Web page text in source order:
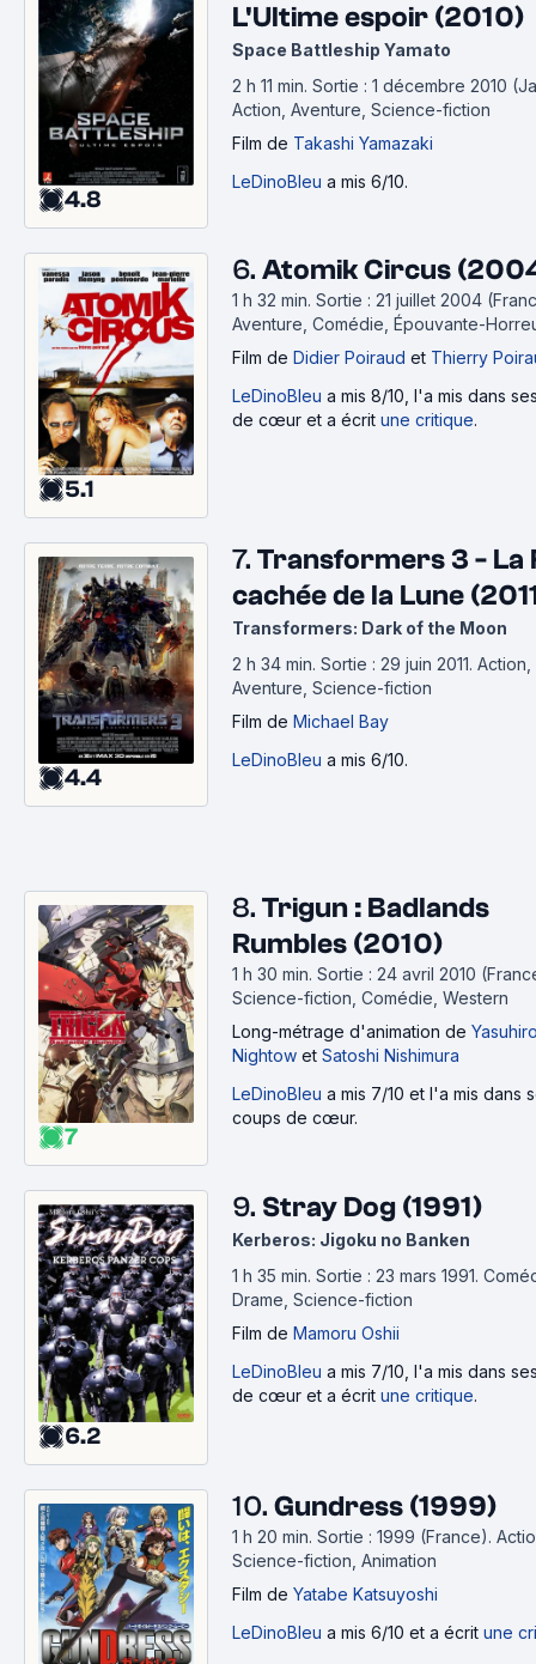
4.8
L'Ultime espoir (2010)
Space Battleship Yamato
2 h 11 min. Sortie : 1 décembre 2010
Action, Aventure, Science-fiction
Film de Takashi Yamazaki
LeDinoBleu a mis 6/10.
5.1
6. Atomik Circus
1 h 32 min. Sortie : 21 juillet 2004
Aventure, Comédie, Épouvante-
Film de Didier Poiraud et Thierry
LeDinoBleu a mis 8/10, l'a mis dans
de cœur et a écrit une critique.
4.4
7. Transformers 3 - La
cachée de la Lune
Transformers: Dark of the Moon
2 h 34 min. Sortie : 29 juin 2011. Action,
Aventure, Science-fiction
Film de Michael Bay
LeDinoBleu a mis 6/10.
7
8. Trigun : Badlands
Rumbles (2010)
1 h 30 min. Sortie : 24 avril 2010
Science-fiction, Comédie, Western
Long-métrage d'animation de
Nightow et Satoshi Nishimura
LeDinoBleu a mis 7/10 et l'a mis dans
coups de cœur.
6.2
9. Stray Dog (1991)
Kerberos: Jigoku no Banken
1 h 35 min. Sortie : 23 mars 1991.
Drame, Science-fiction
Film de Mamoru Oshii
LeDinoBleu a mis 7/10, l'a mis dans
de cœur et a écrit une critique.
10. Gundress (1999)
1 h 20 min. Sortie : 1999 (France).
Science-fiction, Animation
Film de Yatabe Katsuyoshi
LeDinoBleu a mis 6/10 et a écrit une